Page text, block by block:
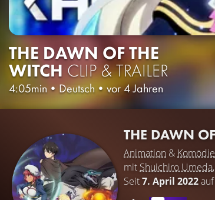
THE DAWN OF THE
WITCH CLIP & TRAILER
4:05min • Deutsch • vor 4 Jahren
THE DAWN
Animation & Komödie
mit Shuichiro Umeda,
Seit7. April 2022auf